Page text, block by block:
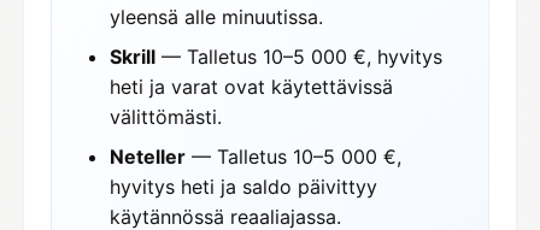
yleensä alle minuutissa.
Skrill — Talletus 10–5 000 €, hyvitys
heti ja varat ovat käytettävissä
välittömästi.
Neteller — Talletus 10–5 000 €,
hyvitys heti ja saldo päivittyy
käytännössä reaaliajassa.